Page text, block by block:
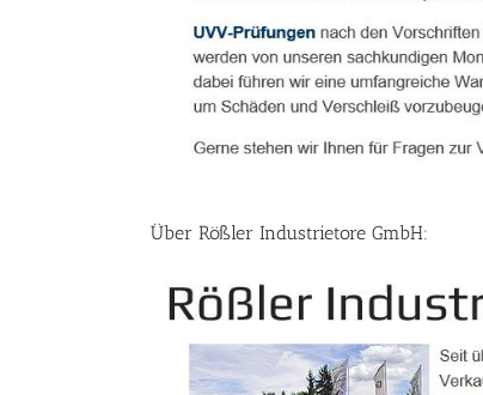
Über Rößler Industrietore GmbH: